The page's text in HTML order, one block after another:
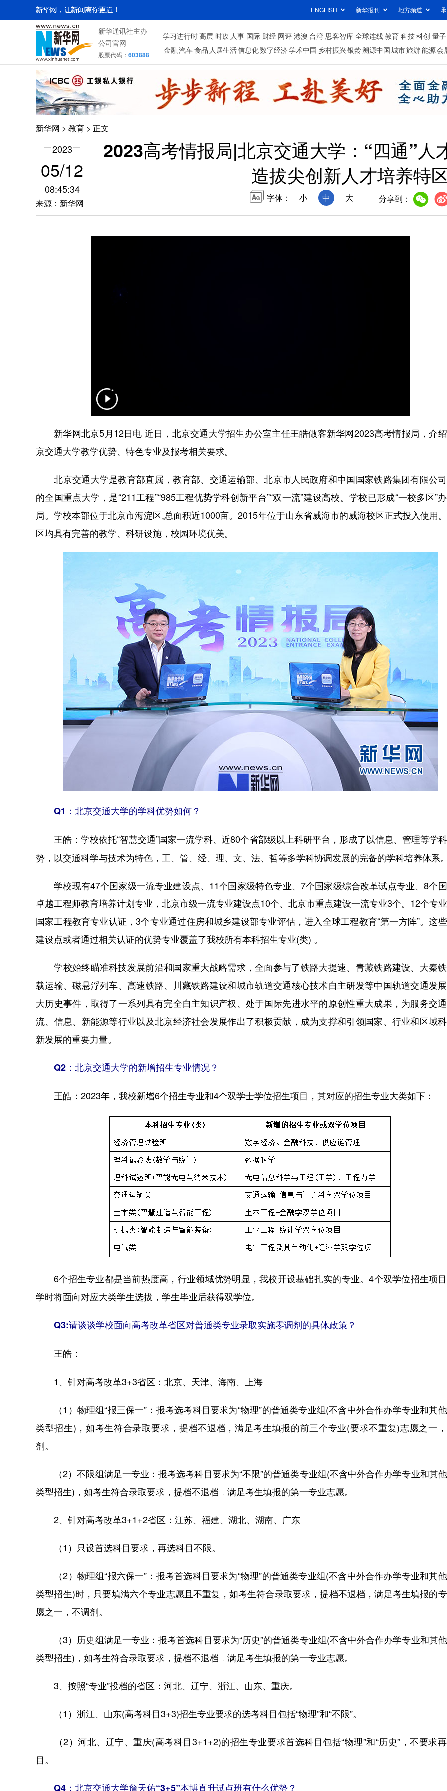
ENGLISH 新华报刊 地方频道
新华通讯社主办
公司官网
股票代码： 603888
学习进行时高层 时政 人事 国际 财经 网评 港澳 台湾 思客智库 全球连线教育 科技科创 量子
金融汽车食品 人居生活信息化数字经济学术中国 乡村振兴银龄溯源中国城市旅游能源会
新华网 > 教育 > 正文
2023
05/12
08:45:34
来源：新华网
2023高考情报局|北京交通大学：“四通”人
造拔尖创新人才培养特
字体： 小 中 大 分享到：
新华网北京5月12日电 近日，北京交通大学招生办公室主任王皓做客新华网2023高考情报局，介
京交通大学教学优势、特色专业及报考相关要求。
北京交通大学是教育部直属，教育部、交通运输部、北京市人民政府和中国国家铁路集团有限公
的全国重点大学，是“211工程”“985工程优势学科创新平台”“双一流”建设高校。学校已形成“一校多区”
局。学校本部位于北京市海淀区,总面积近1000亩。2015年位于山东省威海市的威海校区正式投入使用
区均具有完善的教学、科研设施，校园环境优美。
Q1：北京交通大学的学科优势如何？
王皓： 学校依托“智慧交通”国家一流学科、近80个省部级以上科研平台，形成了以信息、管理等学
势，以交通科学与技术为特色，工、管、经、理、文、法、哲等多学科协调发展的完备的学科培养体系
学校现有47个国家级一流专业建设点、11个国家级特色专业、7个国家级综合改革试点专业、8个
卓越工程师教育培养计划专业，北京市级一流专业建设点10个、北京市重点建设一流专业3个。12个专
国家工程教育专业认证，3个专业通过住房和城乡建设部专业评估，进入全球工程教育“第一方阵”。这
建设点或者通过相关认证的优势专业覆盖了我校所有本科招生专业(类) 。
学校始终瞄准科技发展前沿和国家重大战略需求，全面参与了铁路大提速、青藏铁路建设、大秦
载运输、磁悬浮列车、高速铁路、川藏铁路建设和城市轨道交通核心技术自主研发等中国轨道交通发
大历史事件，取得了一系列具有完全自主知识产权、处于国际先进水平的原创性重大成果，为服务交
流、信息、新能源等行业以及北京经济社会发展作出了积极贡献，成为支撑和引领国家、行业和区域
新发展的重要力量。
Q2：北京交通大学的新增招生专业情况？
王皓： 2023年，我校新增6个招生专业和4个双学士学位招生项目，其对应的招生专业大类如下：
6个招生专业都是当前热度高，行业领域优势明显，我校开设基础扎实的专业。4个双学位招生项
学时将面向对应大类学生选拔，学生毕业后获得双学位。
Q3:请谈谈学校面向高考改革省区对普通类专业录取实施零调剂的具体政策？
王皓：
1、针对高考改革3+3省区：北京、天津、海南、上海
（1）物理组“报三保一”：报考选考科目要求为“物理”的普通类专业组(不含中外合作办学专业和其
类型招生)，如考生符合录取要求，提档不退档，满足考生填报的前三个专业(要求不重复)志愿之一
剂。
（2）不限组满足一专业：报考选考科目要求为“不限”的普通类专业组(不含中外合作办学专业和其
类型招生)，如考生符合录取要求，提档不退档，满足考生填报的第一专业志愿。
2、针对高考改革3+1+2省区：江苏、福建、湖北、湖南、广东
（1）只设首选科目要求，再选科目不限。
（2）物理组“报六保一”：报考首选科目要求为“物理”的普通类专业组(不含中外合作办学专业和其
类型招生)时，只要填满六个专业志愿且不重复，如考生符合录取要求，提档不退档，满足考生填报的
愿之一，不调剂。
（3）历史组满足一专业：报考首选科目要求为“历史”的普通类专业组(不含中外合作办学专业和其
类型招生)，如考生符合录取要求，提档不退档，满足考生填报的第一专业志愿。
3、按照“专业”投档的省区：河北、辽宁、浙江、山东、重庆。
（1）浙江、山东(高考科目3+3)招生专业要求的选考科目包括“物理”和“不限”。
（2）河北、辽宁、重庆(高考科目3+1+2)的招生专业要求首选科目包括“物理”和“历史”，不要求
目。
Q4：北京交通大学詹天佑“3+5”本博直升试点班有什么优势？